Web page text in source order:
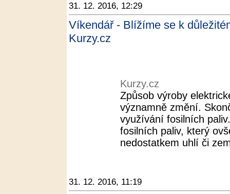
31. 12. 2016, 12:29
Víkendář - Blížíme se k
Kurzy.cz
Kurzy.cz
Způsob výroby
významně změní.
využívání fosilních
fosilních paliv, který
nedostatkem uhlí či
31. 12. 2016, 11:19